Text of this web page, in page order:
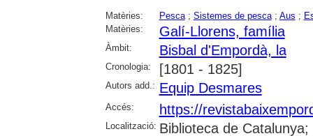
Matèries: Pesca; Sistemes de pesca; Aus ;
Matèries:
Galí-Llorens, família
Àmbit: Bisbal d'Empordà, la
Cronologia: [1801 - 1825]
Autors add.: Equip Desmares
Accés: https://
Localització: Biblioteca de